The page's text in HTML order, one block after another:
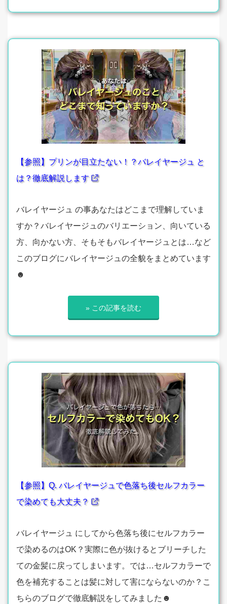
【参照】プリンが目立たない！？バレイヤージュ と
は？徹底解説します
バレイヤージュ の事あなたはどこまで理解していま
すか？バレイヤージュのバリエーション、向いている
方、向かない方、そもそもバレイヤージュとは…など
このブログにバレイヤージュの全貌をまとめています
☻
» この記事を読む
【参照】Q. バレイヤージュで色落ち後セルフカラー
で染めても大丈夫？
バレイヤージュ にしてから色落ち後にセルフカラー
で染めるのはOK？実際に色が抜けるとブリーチした
ての金髪に戻ってしまいます。では…セルフカラーで
色を補充することは髪に対して害にならないのか？こ
ちらのブログで徹底解説をしてみました☻